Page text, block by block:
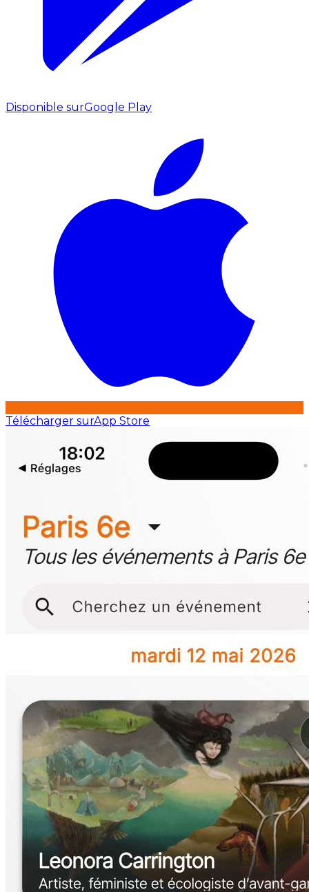
Disponible surGoogle Play
Télécharger surApp Store